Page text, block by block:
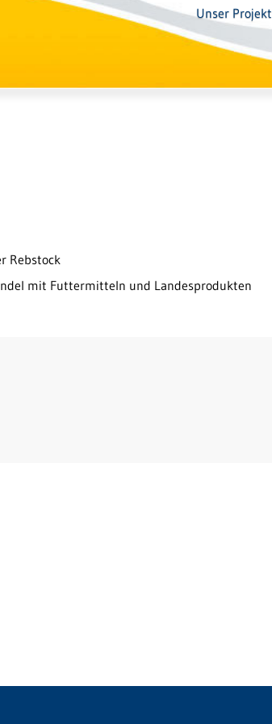
Unser Projekt
Rebstock
mit Futtermitteln und Landesprodukten